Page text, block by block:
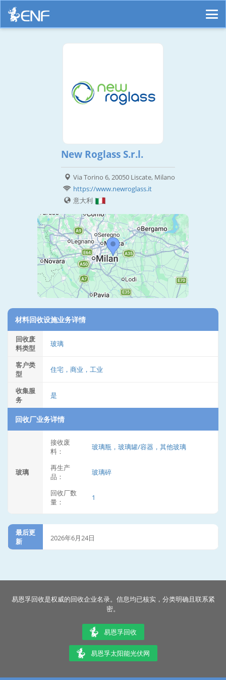
New Roglass S.r.l.
Via Torino 6, 20050 Liscate, Milano
https://www.newroglass.it
意大利
材料回收设施业务详情
回收废
料类型
玻璃
客户类
型
住宅，商业，工业
收集服
务
是
回收厂业务详情
玻璃
接收废
料：
玻璃瓶，玻璃罐/容器，其他玻璃
再生产
品：
玻璃碎
回收厂数
量：
1
最后更
新
2026年6月24日
易恩孚回收是权威的回收企业名录。信息均已核实，分类明确且联系紧
密。
易恩孚回收
易恩孚太阳能光伏网